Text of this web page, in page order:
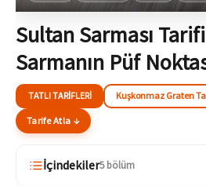
Sultan Sarması
Sarmanın Püf
TATLI TARIFLERI Kuşkonmaz Graten
Tarife Atla ↓
İçindekiler5 bölüm